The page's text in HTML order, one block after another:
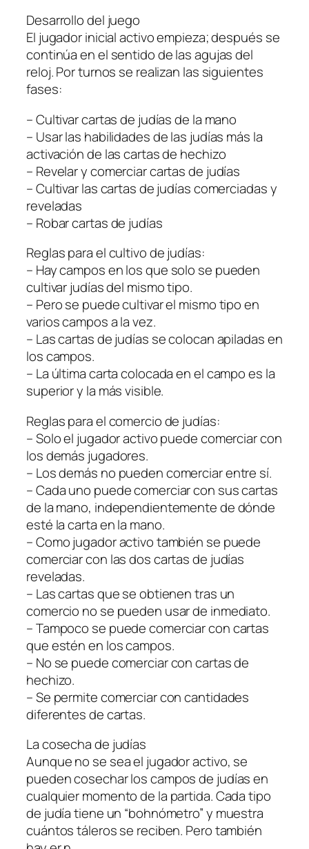
Desarrollo del juego
El jugador inicial activo empieza; después se
continúa en el sentido de las agujas del
reloj. Por turnos se realizan las siguientes
fases:
– Cultivar cartas de judías de la mano
– Usar las habilidades de las judías más la
activación de las cartas de hechizo
– Revelar y comerciar cartas de judías
– Cultivar las cartas de judías comerciadas y
reveladas
– Robar cartas de judías
Reglas para el cultivo de judías:
– Hay campos en los que solo se pueden
cultivar judías del mismo tipo.
– Pero se puede cultivar el mismo tipo en
varios campos a la vez.
– Las cartas de judías se colocan apiladas en
los campos.
– La última carta colocada en el campo es la
superior y la más visible.
Reglas para el comercio de judías:
– Solo el jugador activo puede comerciar con
los demás jugadores.
– Los demás no pueden comerciar entre sí.
– Cada uno puede comerciar con sus cartas
de la mano, independientemente de dónde
esté la carta en la mano.
– Como jugador activo también se puede
comerciar con las dos cartas de judías
reveladas.
– Las cartas que se obtienen tras un
comercio no se pueden usar de inmediato.
– Tampoco se puede comerciar con cartas
que estén en los campos.
– No se puede comerciar con cartas de
hechizo.
– Se permite comerciar con cantidades
diferentes de cartas.
La cosecha de judías
Aunque no se sea el jugador activo, se
pueden cosechar los campos de judías en
cualquier momento de la partida. Cada tipo
de judía tiene un “bohnómetro” y muestra
cuántos táleros se reciben. Pero también